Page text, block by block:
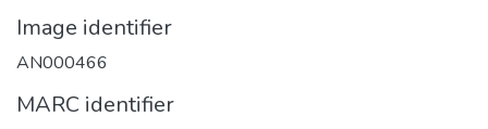
Image identifier
AN000466
MARC identifier